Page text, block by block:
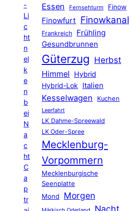
-
Li
c
ht
n
el
k
e
n
b
ei
N
a
c
ht
C
a
p
tr
Essen Fernsehturm Finow
Finowfurt Finowkanal
Frankreich Frühling
Gesundbrunnen
Güterzug Herbst
Himmel
Hybrid
Hybrid-Lok Italien
Kesselwagen Kuchen
Leerfahrt
LK Dahme-Spreewald
LK Oder-Spree
Mecklenburg-
Vorpommern
Mecklenburgische
Seenplatte
Mond
Morgen